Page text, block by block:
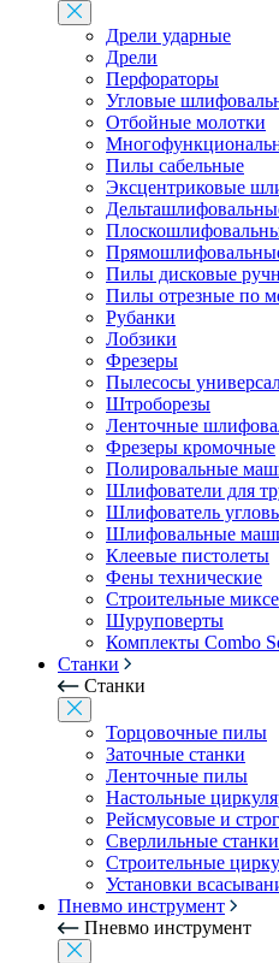
Дрели ударные
Дрели
Перфораторы
Угловые
Отбойные молотки
Пилы сабельные
Эксцентриковые
Пилы дисковые
Пилы отрезные по
Рубанки
Лобзики
Фрезеры
Пылесосы
Штроборезы
Ленточные
Фрезеры кромочные
Полировальные
Шлифователи для
Шлифователь
Шлифовальные
Клеевые пистолеты
Фены технические
Строительные
Шуруповерты
Комплекты Combo
Станки
Станки
Торцовочные пилы
Заточные станки
Ленточные пилы
Настольные
Рейсмусовые и
Сверлильные станки
Строительные
Установки
Пневмо инструмент
Пневмо инструмент